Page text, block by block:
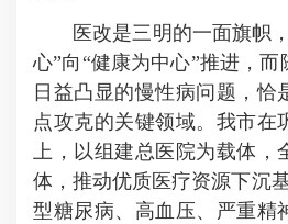
医改是三明的一面旗帜，
心”向“健康为中心”推进，而
日益凸显的慢性病问题，恰
点攻克的关键领域。我市在
上，以组建总医院为载体，
体，推动优质医疗资源下沉
型糖尿病、高血压、严重精